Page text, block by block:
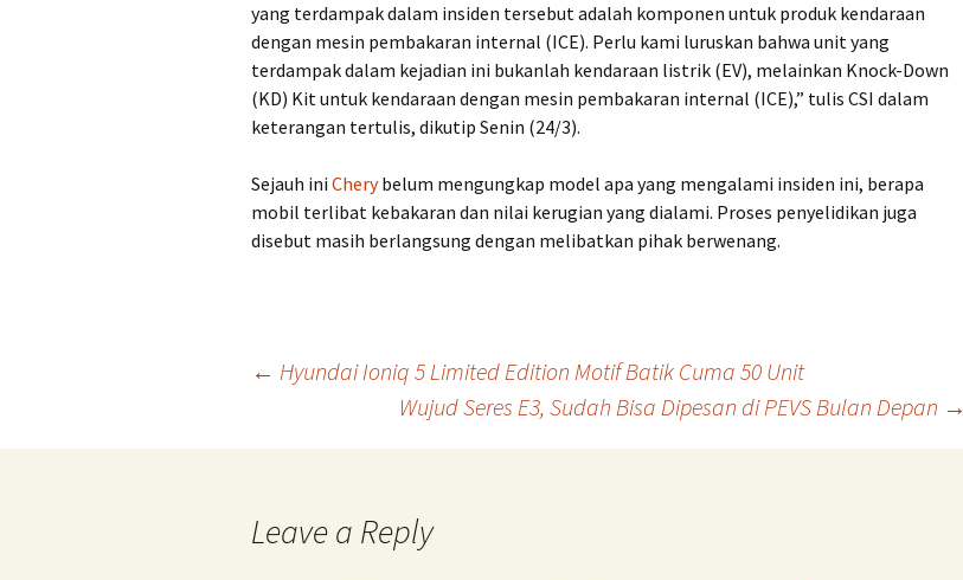
yang terdampak dalam insiden tersebut adalah komponen untuk produk kendaraan
dengan mesin pembakaran internal (ICE). Perlu kami luruskan bahwa unit yang
terdampak dalam kejadian ini bukanlah kendaraan listrik (EV), melainkan Knock-Down
(KD) Kit untuk kendaraan dengan mesin pembakaran internal (ICE),” tulis CSI dalam
keterangan tertulis, dikutip Senin (24/3).
Sejauh ini Cherybelum mengungkap model apa yang mengalami insiden ini, berapa
mobil terlibat kebakaran dan nilai kerugian yang dialami. Proses penyelidikan juga
disebut masih berlangsung dengan melibatkan pihak berwenang.
navigation
← Hyundai Ioniq 5 Limited Edition Motif Batik Cuma 50 Unit
Wujud Seres E3, Sudah Bisa Dipesan di PEVS Bulan Depan →
Leave a Reply